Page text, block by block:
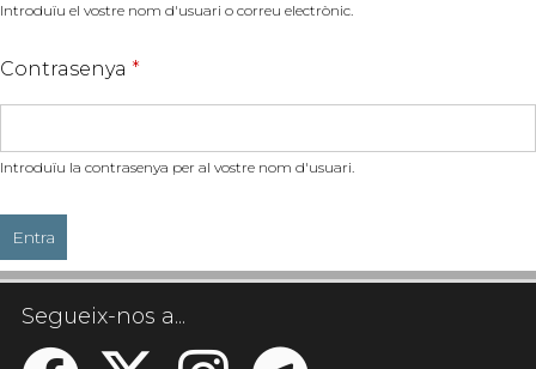
Introduïu el vostre nom d'usuari o correu electrònic.
Contrasenya *
Introduïu la contrasenya per al vostre nom d'usuari.
Segueix-nos a...